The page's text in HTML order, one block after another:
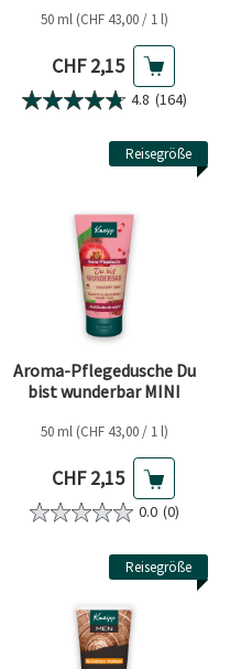
50 ml (CHF 43,00 / 1 l)
Aktueller Preis
CHF 2,15
4.8 (164)
Reisegröße
Aroma-Pflegedusche Du
bist wunderbar MINI
50 ml (CHF 43,00 / 1 l)
Aktueller Preis
CHF 2,15
0.0 (0)
Reisegröße